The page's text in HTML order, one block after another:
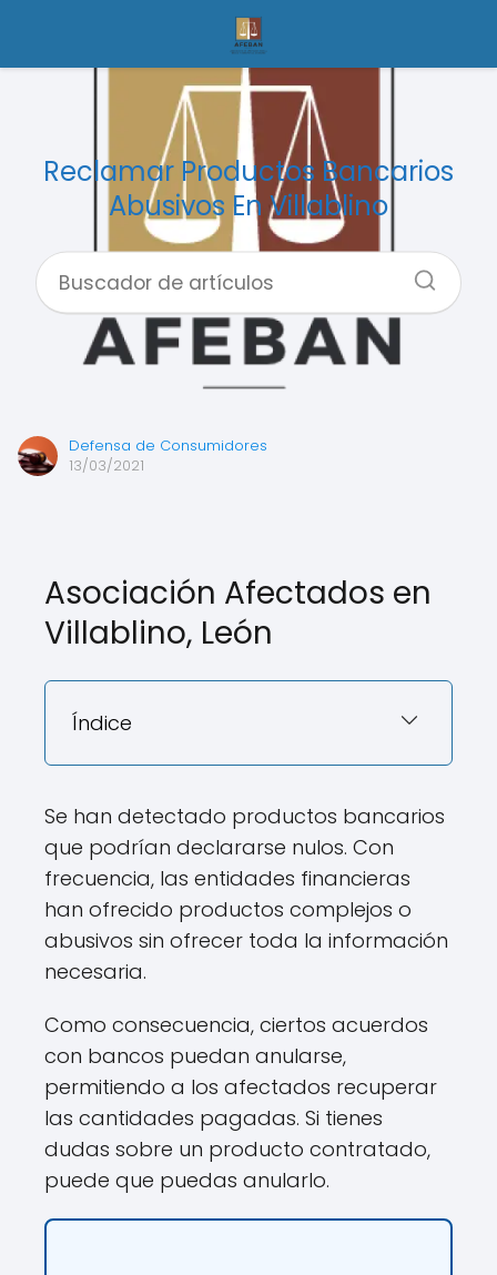
Reclamar Productos Bancarios
Abusivos En Villablino
Defensa de Consumidores
13/03/2021
Asociación Afectados en
Villablino, León
Índice
Se han detectado productos bancarios
que podrían declararse nulos. Con
frecuencia, las entidades financieras
han ofrecido productos complejos o
abusivos sin ofrecer toda la información
necesaria.
Como consecuencia, ciertos acuerdos
con bancos puedan anularse,
permitiendo a los afectados recuperar
las cantidades pagadas. Si tienes
dudas sobre un producto contratado,
puede que puedas anularlo.